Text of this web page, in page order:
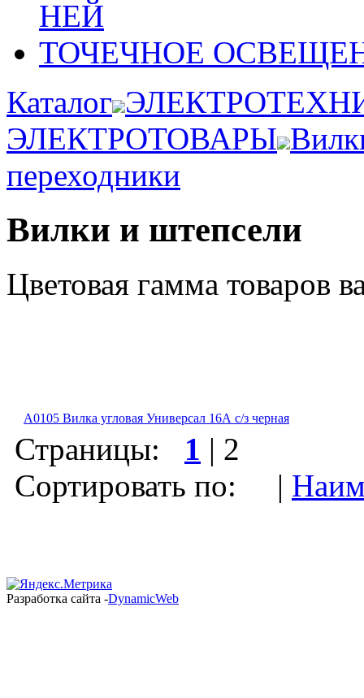
НЕЙ
ТОЧЕЧНОЕ
Каталог
ЭЛЕКТРОТОВАРЫ
переходники
Вилки и штепсели
Цветовая гамма товаров
А0105 Вилка угловая Универсал 16А с/з черная
Страницы: 1 | 2
Сортировать по: |
Разработка сайта -DynamicWeb